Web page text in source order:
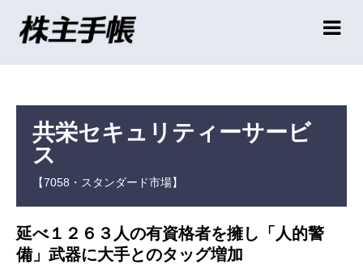
共栄セキュリティーサービ
ス
【7058・スタンダード市場】
延べ１２６３人の有資格者を擁し「人的警
備」武器に大手とのタッグ増加